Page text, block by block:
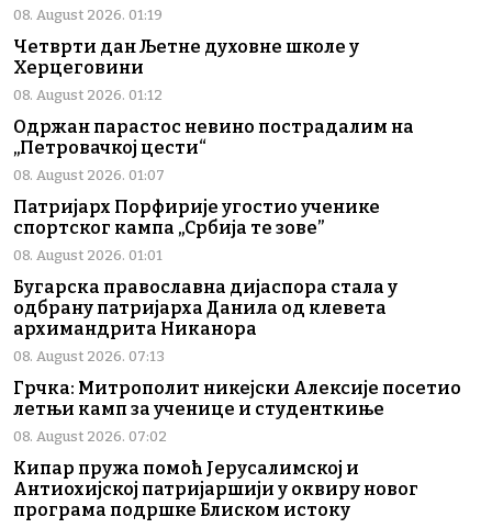
08. August 2026. 01:19
Четврти дан Љетне духовне школе у
Херцеговини
08. August 2026. 01:12
Одржан парастос невино пострадалим на
„Петровачкој цести“
08. August 2026. 01:07
Патријарх Порфирије угостио ученике
спортског кампа „Србија те зове”
08. August 2026. 01:01
Бугарска православна дијаспора стала у
одбрану патријарха Данила од клевета
архимандрита Никанора
08. August 2026. 07:13
Грчка: Митрополит никејски Алексије посетио
летњи камп за ученице и студенткиње
08. August 2026. 07:02
Кипар пружа помоћ Јерусалимској и
Антиохијској патријаршији у оквиру новог
програма подршке Блиском истоку